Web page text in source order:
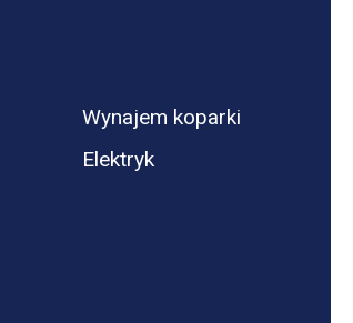
Wynajem koparki
Elektryk